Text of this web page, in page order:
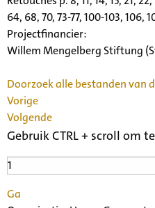
64, 68, 70, 73-77, 100-103, 106,
Projectfinancier:
Willem Mengelberg Stiftung
Doorzoek alle bestanden van
Vorige
Volgende
Gebruik CTRL + scroll om
Ga